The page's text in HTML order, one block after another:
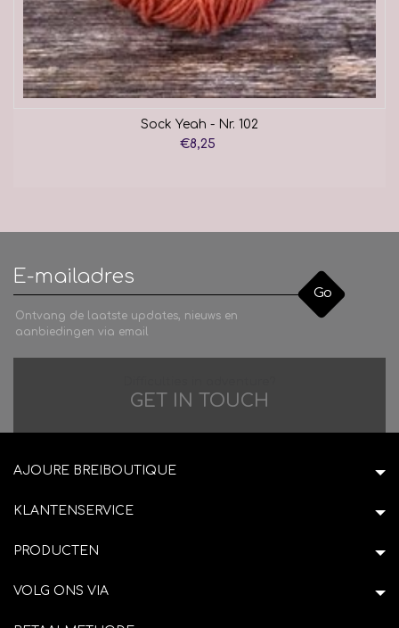
Sock Yeah - Nr. 102
€8,25
Go
Ontvang de laatste updates, nieuws en
aanbiedingen via email
GET IN TOUCH
AJOURE BREIBOUTIQUE
KLANTENSERVICE
PRODUCTEN
VOLG ONS VIA